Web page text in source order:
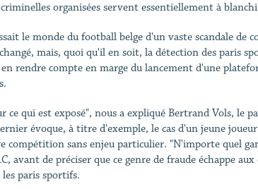
organisées servent essentiellement à
le monde du football belge d'un vaste scandale de
mais, quoi qu'il en soit, la détection des paris
rendre compte en marge du lancement d'une
qui est exposé", nous a expliqué Bertrand Vols, le
évoque, à titre d'exemple, le cas d'un jeune
compétition sans enjeu particulier. "N'importe quel
de préciser que ce genre de fraude échappe
les paris sportifs.